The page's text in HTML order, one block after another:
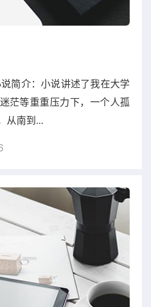
茫等重重压力下，一个人孤
从南到...